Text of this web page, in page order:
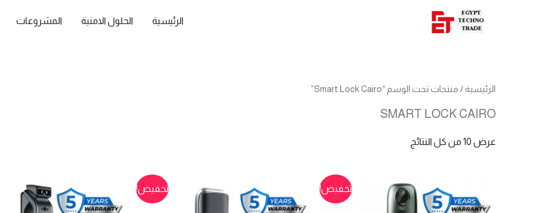
الرئيسية الحلول الامنية المشروعات
الرئيسية/ منتجات تحت الوسم “Smart Lock Cairo”
SMART LOCK CAIRO
عرض ⁦10⁩ من كل النتائج
تخفيض! تخفيض!